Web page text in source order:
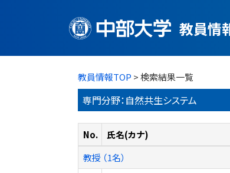
教員情
教員情報TOP > 検索結果一覧
専門分野：自然共生システム
No. 氏名(カナ)
教授 （1名）